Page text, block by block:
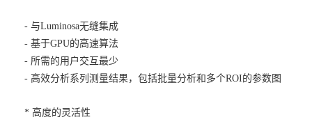
- 与Luminosa无缝集成
- 基于GPU的高速算法
- 所需的用户交互最少
- 高效分析系列测量结果，包括批量分析和多个ROI的参数图
* 高度的灵活性